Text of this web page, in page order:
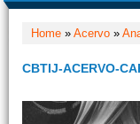
Home » Acervo »
CBTIJ-ACERVO-